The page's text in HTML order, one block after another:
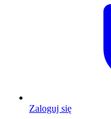
Zaloguj się